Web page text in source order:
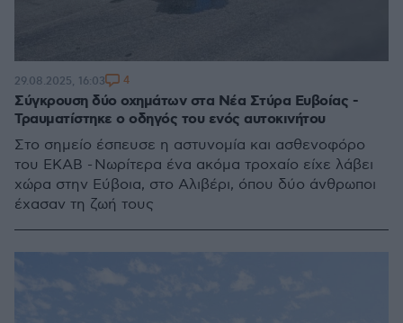
Σύγκρουση δύο οχημάτων στα Νέα Στύρα Ευβοίας -
Τραυματίστηκε ο οδηγός του ενός αυτοκινήτου
Στο σημείο έσπευσε η αστυνομία και ασθενοφόρο
του ΕΚΑΒ - Νωρίτερα ένα ακόμα τροχαίο είχε λάβει
χώρα στην Εύβοια, στο Αλιβέρι, όπου δύο άνθρωποι
έχασαν τη ζωή τους
29.08.2025, 16:03 4